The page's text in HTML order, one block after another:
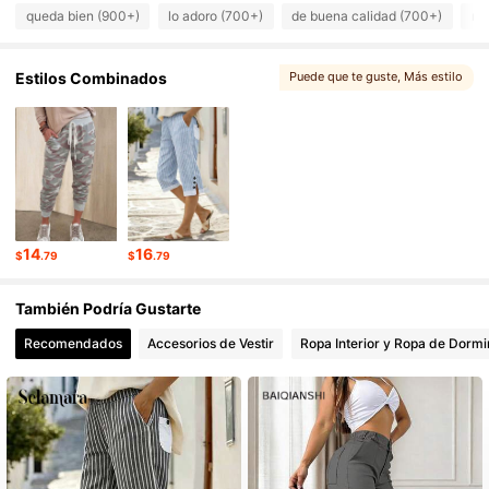
4.42 26K Seguidores
4.42 26K Seguidores
4.42 26K Seguidores
4.42 26K Seguidores
queda bien (900+) lo adoro (700+) de buena calidad (700+)
Estilos Combinados Puede que te guste, Más estilo
$14.79 $16.79
También Podría Gustarte
Recomendados Accesorios de Vestir Ropa Interior y Ropa de